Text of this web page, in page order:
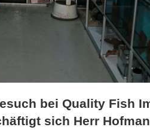
bei Quality Fish
sich Herr